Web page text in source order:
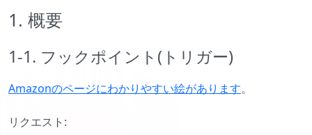
1. 概要
1-1. フックポイント(トリガー)
Amazonのページにわかりやすい絵があります。
リクエスト: